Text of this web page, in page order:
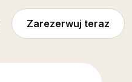
Zarezerwuj teraz